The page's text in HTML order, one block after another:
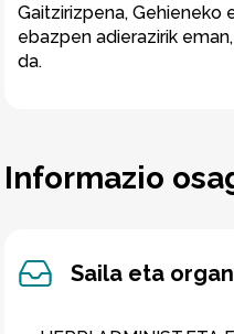
Gaitzirizpena, Gehieneko
ebazpen adierazirik
da.
Informazio
Saila eta